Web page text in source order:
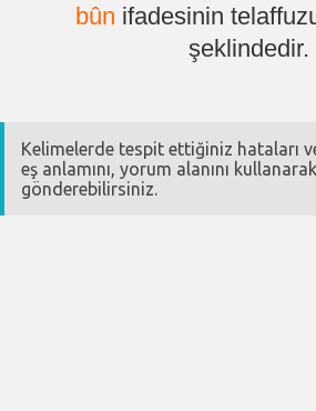
bûn ifadesinin
şeklindedir.
Kelimelerde tespit ettiğiniz hataları
eş anlamını, yorum alanını
gönderebilirsiniz.